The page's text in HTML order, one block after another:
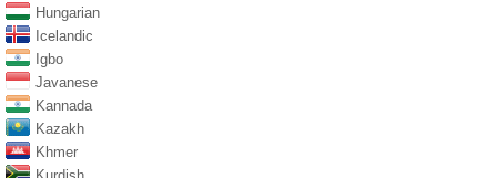
Hungarian
Icelandic
Igbo
Javanese
Kannada
Kazakh
Khmer